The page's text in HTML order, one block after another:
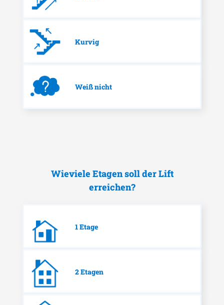
Kurvig
Weiß nicht
Wieviele Etagen soll der Lift
erreichen?
1 Etage
2 Etagen